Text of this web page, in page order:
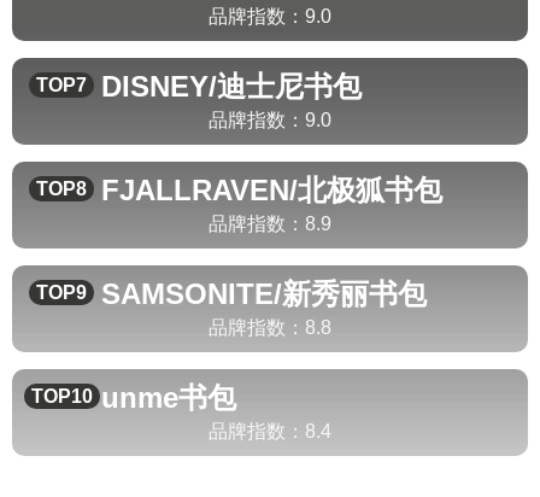
品牌指数： 9.0
TOP7 DISNEY/迪士尼书包
品牌指数： 9.0
TOP8 FJALLRAVEN/北极狐书包
品牌指数： 8.9
TOP9 SAMSONITE/新秀丽书包
品牌指数： 8.8
TOP10 unme书包
品牌指数： 8.4